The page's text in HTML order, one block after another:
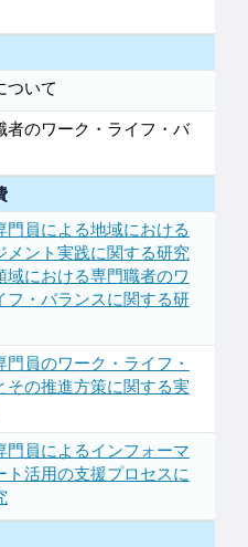
ついて
者のワーク・ライフ・バ
門員による地域における
メント実践に関する研究
域における専門職者のワ
フ・バランスに関する研
門員のワーク・ライフ・
その推進方策に関する実
門員によるインフォーマ
ト活用の支援プロセスに